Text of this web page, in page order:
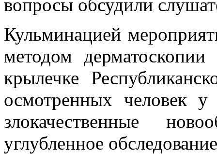
вопросы обсудили
Кульминацией
методом
крылечке
осмотренных человек у
злокачественные
углубленное